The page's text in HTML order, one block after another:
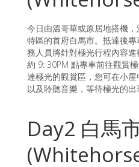
今日由溫哥華或原居地搭機
特區的首府白馬市。抵達後
務人員將針對極光行程內容
約 9: 30PM 點專車前往觀賞
達極光的觀賞區，您可在小
以及聆聽音樂，等待極光的出
Day2 白馬